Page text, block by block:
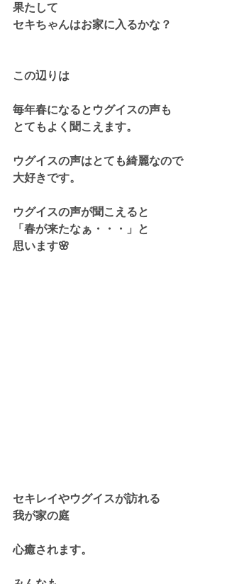
果たして
セキちゃんはお家に入るかな？
この辺りは
毎年春になるとウグイスの声も
とてもよく聞こえます。
ウグイスの声はとても綺麗なので
大好きです。
ウグイスの声が聞こえると
「春が来たなぁ・・・」と
思います🌸
セキレイやウグイスが訪れる
我が家の庭
心癒されます。